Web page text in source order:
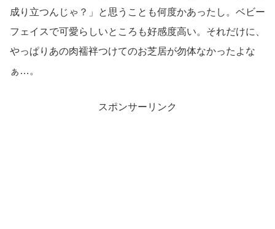
成り立つんじゃ？」と思うことも何度かあったし。ベビー
フェイスで可愛らしいところも好感度高い。それだけに、
やっぱりあの肉襦袢つけてのお芝居が勿体なかったよな
ぁ…。
スポンサーリンク